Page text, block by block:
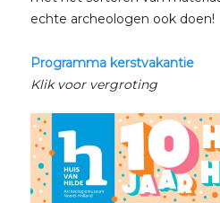
echte archeologen ook doen!
Programma kerstvakantie
Klik voor vergroting